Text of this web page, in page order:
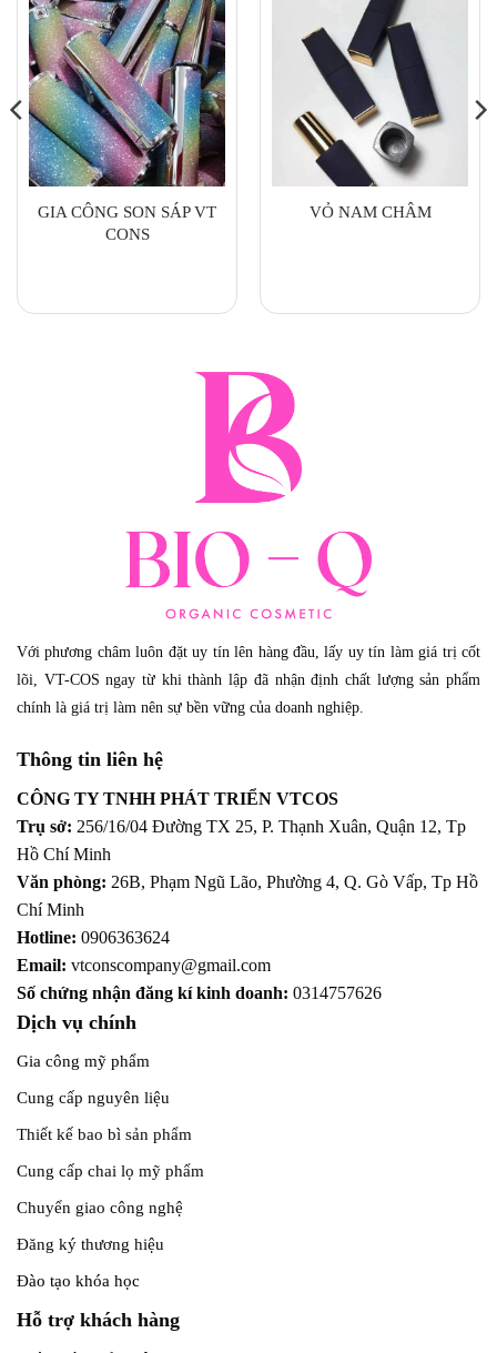
GIA CÔNG SON SÁP VT
CONS
VỎ NAM CHÂM
Với phương châm luôn đặt uy tín lên hàng đầu, lấy uy tín làm giá trị cốt
lõi, VT-COS ngay từ khi thành lập đã nhận định chất lượng sản phẩm
chính là giá trị làm nên sự bền vững của doanh nghiệp.
Thông tin liên hệ
CÔNG TY TNHH PHÁT TRIỂN VTCOS
Trụ sở: 256/16/04 Đường TX 25, P. Thạnh Xuân, Quận 12, Tp
Hồ Chí Minh
Văn phòng: 26B, Phạm Ngũ Lão, Phường 4, Q. Gò Vấp, Tp Hồ
Chí Minh
Hotline: 0906363624
Email: vtconscompany@gmail.com
Số chứng nhận đăng kí kinh doanh: 0314757626
Dịch vụ chính
Gia công mỹ phẩm
Cung cấp nguyên liệu
Thiết kế bao bì sản phẩm
Cung cấp chai lọ mỹ phẩm
Chuyển giao công nghệ
Đăng ký thương hiệu
Đào tạo khóa học
Hỗ trợ khách hàng